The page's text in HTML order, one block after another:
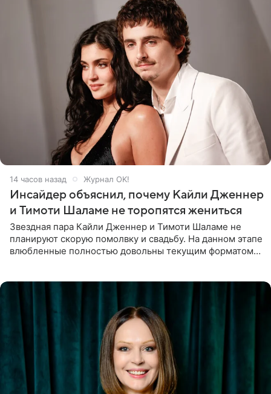
14 часов назад Журнал OK!
Инсайдер объяснил, почему Кайли Дженнер
и Тимоти Шаламе не торопятся жениться
Звездная пара Кайли Дженнер и Тимоти Шаламе не
планируют скорую помолвку и свадьбу. На данном этапе
влюбленные полностью довольны текущим форматом